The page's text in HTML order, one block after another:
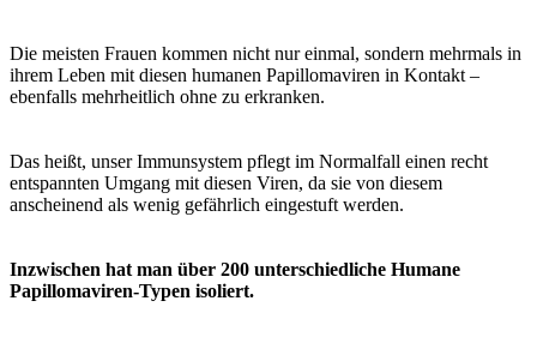
Die meisten Frauen kommen nicht nur einmal, sondern mehrmals in
ihrem Leben mit diesen humanen Papillomaviren in Kontakt –
ebenfalls mehrheitlich ohne zu erkranken.
Das heißt, unser Immunsystem pflegt im Normalfall einen recht
entspannten Umgang mit diesen Viren, da sie von diesem
anscheinend als wenig gefährlich eingestuft werden.
Inzwischen hat man über 200 unterschiedliche Humane
Papillomaviren-Typen isoliert.